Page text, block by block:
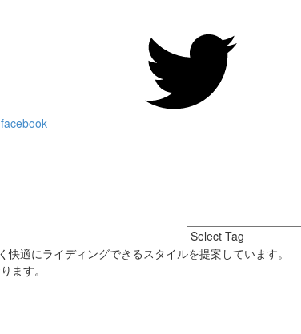
適にライディングできるスタイルを提案しています。
ます。